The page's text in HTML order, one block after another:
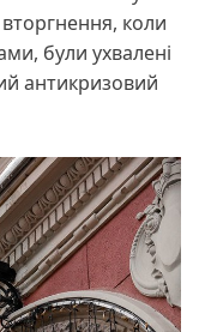
коли
були ухвалені
антикризовий